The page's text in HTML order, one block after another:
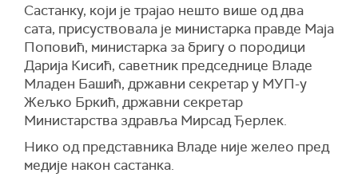
Састанку, који је трајао нешто више од два
сата, присуствовала је министарка правде Маја
Поповић, министарка за бригу о породици
Дарија Кисић, саветник председнице Владе
Младен Башић, државни секретар у МУП-у
Жељко Бркић, државни секретар
Министарства здравља Мирсад Ђерлек.
Нико од представника Владе није желео пред
медије након састанка.